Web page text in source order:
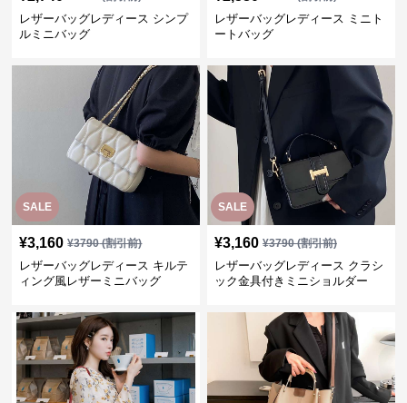
レザーバッグレディース シンプ
ルミニバッグ
レザーバッグレディース ミニト
ートバッグ
SALE
¥3,160 ¥3790(割引前)
レザーバッグレディース キルテ
ィング風レザーミニバッグ
SALE
¥3,160 ¥3790(割引前)
レザーバッグレディース クラシ
ック金具付きミニショルダー